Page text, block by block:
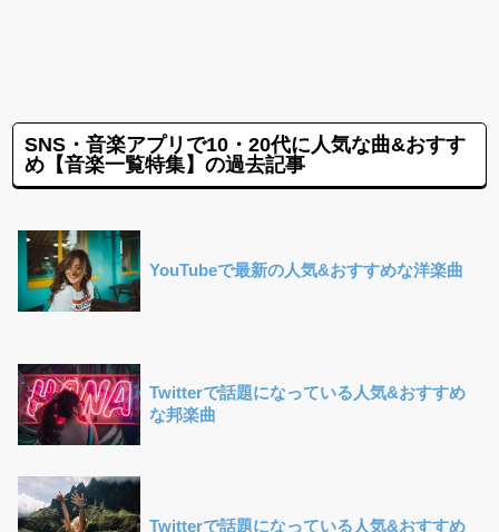
SNS・音楽アプリで10・20代に人気な曲&おすす
め【音楽一覧特集】の過去記事
YouTubeで最新の人気&おすすめな洋楽曲
Twitterで話題になっている人気&おすすめ
な邦楽曲
Twitterで話題になっている人気&おすすめ